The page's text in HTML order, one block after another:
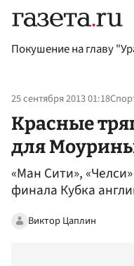
Покушение на главу
25 сентября 2013 01:18
Красные
для
«Ман Сити»,
финала Кубка
Виктор Цаплин